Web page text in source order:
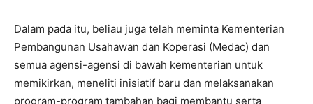
Dalam pada itu, beliau juga telah meminta Kementerian
Pembangunan Usahawan dan Koperasi (Medac) dan
semua agensi-agensi di bawah kementerian untuk
memikirkan, meneliti inisiatif baru dan melaksanakan
program-program tambahan bagi membantu serta